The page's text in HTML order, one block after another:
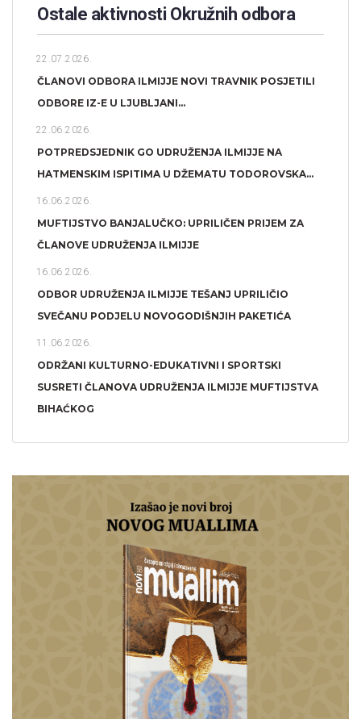
Ostale aktivnosti Okružnih odbora​
22.07.2026.
ČLANOVI ODBORA ILMIJJE NOVI TRAVNIK POSJETILI
ODBORE IZ-E U LJUBLJANI...
22.06.2026.
POTPREDSJEDNIK GO UDRUŽENJA ILMIJJE NA
HATMENSKIM ISPITIMA U DŽEMATU TODOROVSKA...
16.06.2026.
MUFTIJSTVO BANJALUČKO: UPRILIČEN PRIJEM ZA
ČLANOVE UDRUŽENJA ILMIJJE
16.06.2026.
ODBOR UDRUŽENJA ILMIJJE TEŠANJ UPRILIČIO
SVEČANU PODJELU NOVOGODIŠNJIH PAKETIĆA
11.06.2026.
ODRŽANI KULTURNO-EDUKATIVNI I SPORTSKI
SUSRETI ČLANOVA UDRUŽENJA ILMIJJE MUFTIJSTVA
BIHAĆKOG